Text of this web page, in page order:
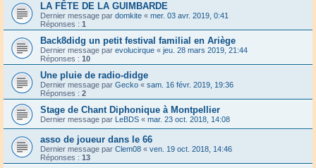
LA FÊTE DE LA GUIMBARDE
Dernier message par domkite « mer. 03 avr. 2019, 0:41
Réponses : 1
Back8didg un petit festival familial en Ariège
Dernier message par evolucirque « jeu. 28 mars 2019, 21:44
Réponses : 10
Une pluie de radio-didge
Dernier message par Gecko « sam. 16 févr. 2019, 19:36
Réponses : 2
Stage de Chant Diphonique à Montpellier
Dernier message par LeBDS « mar. 23 oct. 2018, 14:08
asso de joueur dans le 66
Dernier message par Clem08 « ven. 19 oct. 2018, 14:46
Réponses : 13